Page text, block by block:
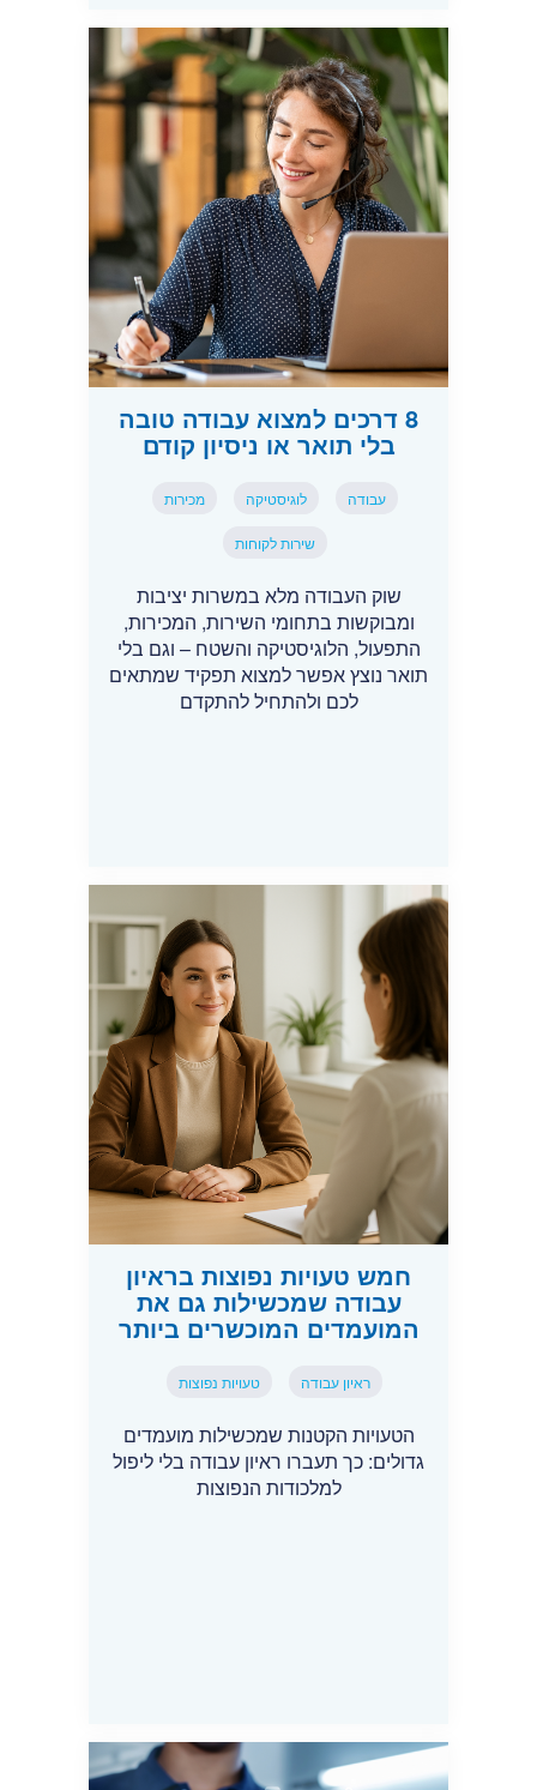
8 דרכים למצוא עבודה טובה
בלי תואר או ניסיון קודם
עבודה לוגיסטיקה מכירות
שירות לקוחות
שוק העבודה מלא במשרות יציבות
ומבוקשות בתחומי השירות, המכירות,
התפעול, הלוגיסטיקה והשטח – וגם בלי
תואר נוצץ אפשר למצוא תפקיד שמתאים
לכם ולהתחיל להתקדם
חמש טעויות נפוצות בראיון
עבודה שמכשילות גם את
המועמדים המוכשרים ביותר
ראיון עבודה טעויות נפוצות
הטעויות הקטנות שמכשילות מועמדים
גדולים: כך תעברו ראיון עבודה בלי ליפול
למלכודות הנפוצות